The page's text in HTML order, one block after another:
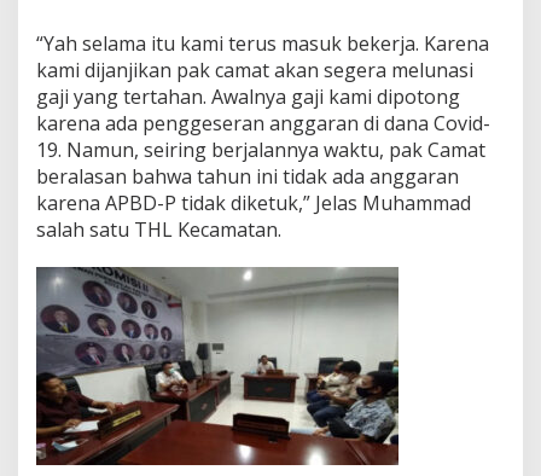
n
a
k
e
n
“Yah selama itu kami terus masuk bekerja. Karena
kami dijanjikan pak camat akan segera melunasi
gaji yang tertahan. Awalnya gaji kami dipotong
karena ada penggeseran anggaran di dana Covid-
19. Namun, seiring berjalannya waktu, pak Camat
beralasan bahwa tahun ini tidak ada anggaran
karena APBD-P tidak diketuk,” Jelas Muhammad
salah satu THL Kecamatan.